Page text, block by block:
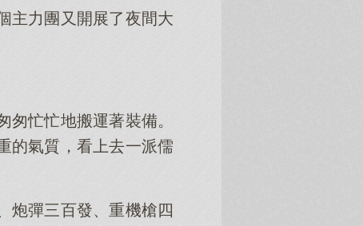
主力團又開展了夜間大
忙忙地搬運著裝備。
的氣質，看上去一派儒
炮彈三百發、重機槍四